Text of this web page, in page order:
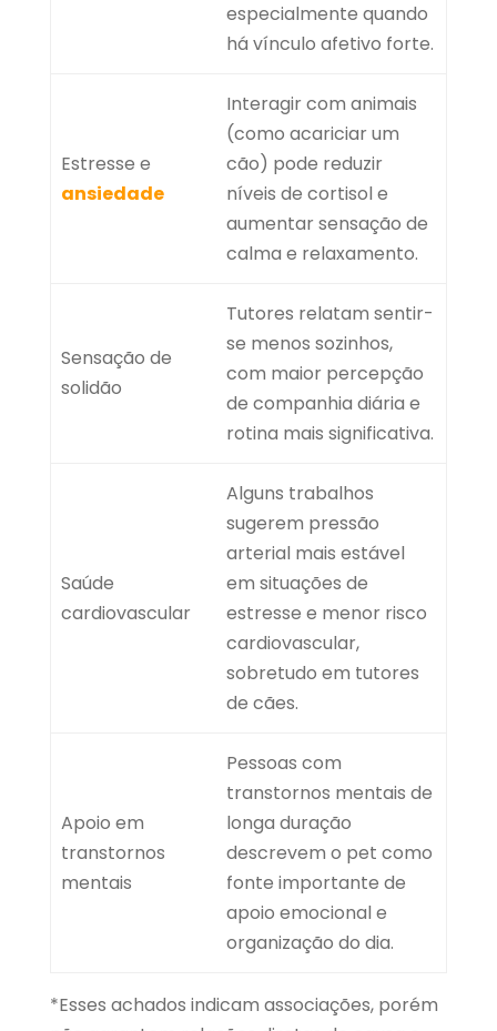
especialmente quando
há vínculo afetivo forte.
Estresse e
ansiedade
Interagir com animais
(como acariciar um
cão) pode reduzir
níveis de cortisol e
aumentar sensação de
calma e relaxamento.
Sensação de
solidão
Tutores relatam sentir-
se menos sozinhos,
com maior percepção
de companhia diária e
rotina mais significativa.
Saúde
cardiovascular
Alguns trabalhos
sugerem pressão
arterial mais estável
em situações de
estresse e menor risco
cardiovascular,
sobretudo em tutores
de cães.
Apoio em
transtornos
mentais
Pessoas com
transtornos mentais de
longa duração
descrevem o pet como
fonte importante de
apoio emocional e
organização do dia.
*Esses achados indicam associações, porém